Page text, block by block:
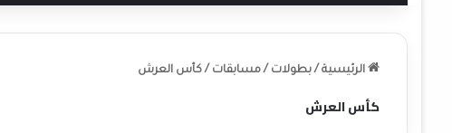
الرئيسية / بطولات / مسابقات / كأس العرش
كأس العرش